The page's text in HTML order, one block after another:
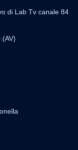
di Lab Tv canale 84